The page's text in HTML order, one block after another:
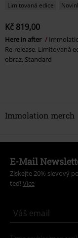
Limitovaná edice
Kč 819,00
Here in after
Re-release, Limitovaná
obraz, Standard
Immolation merch
E-Mail
Získejte 20% slevový
teď! Více